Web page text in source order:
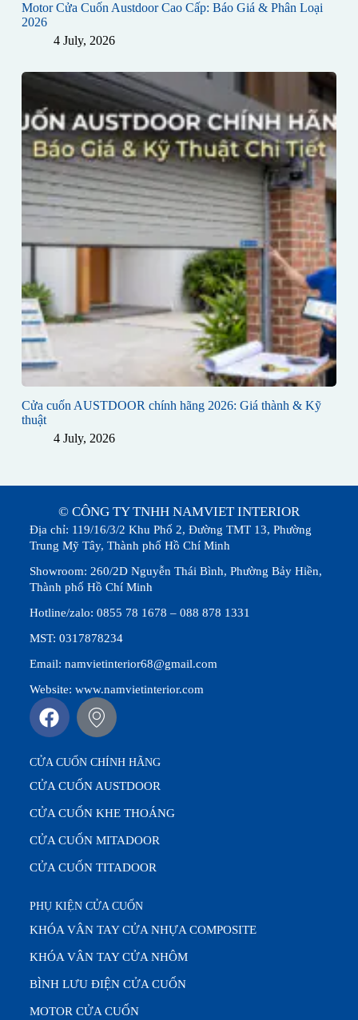
Motor Cửa Cuốn Austdoor Cao Cấp: Báo Giá & Phân Loại
2026
4 July, 2026
Cửa cuốn AUSTDOOR chính hãng 2026: Giá thành & Kỹ
thuật
4 July, 2026
© CÔNG TY TNHH NAMVIET INTERIOR
Địa chỉ: 119/16/3/2 Khu Phố 2, Đường TMT 13, Phường
Trung Mỹ Tây, Thành phố Hồ Chí Minh
Showroom: 260/2D Nguyễn Thái Bình, Phường Bảy Hiền,
Thành phố Hồ Chí Minh
Hotline/zalo: 0855 78 1678 – 088 878 1331
MST: 0317878234
Email: namvietinterior68@gmail.com
Website: www.namvietinterior.com
CỬA CUỐN CHÍNH HÃNG
CỬA CUỐN AUSTDOOR
CỬA CUỐN KHE THOÁNG
CỬA CUỐN MITADOOR
CỬA CUỐN TITADOOR
PHỤ KIỆN CỬA CUỐN
KHÓA VÂN TAY CỬA NHỰA COMPOSITE
KHÓA VÂN TAY CỬA NHÔM
BÌNH LƯU ĐIỆN CỬA CUỐN
MOTOR CỬA CUỐN